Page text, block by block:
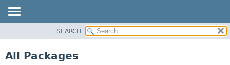
CLASS
SEARCH
All Packages